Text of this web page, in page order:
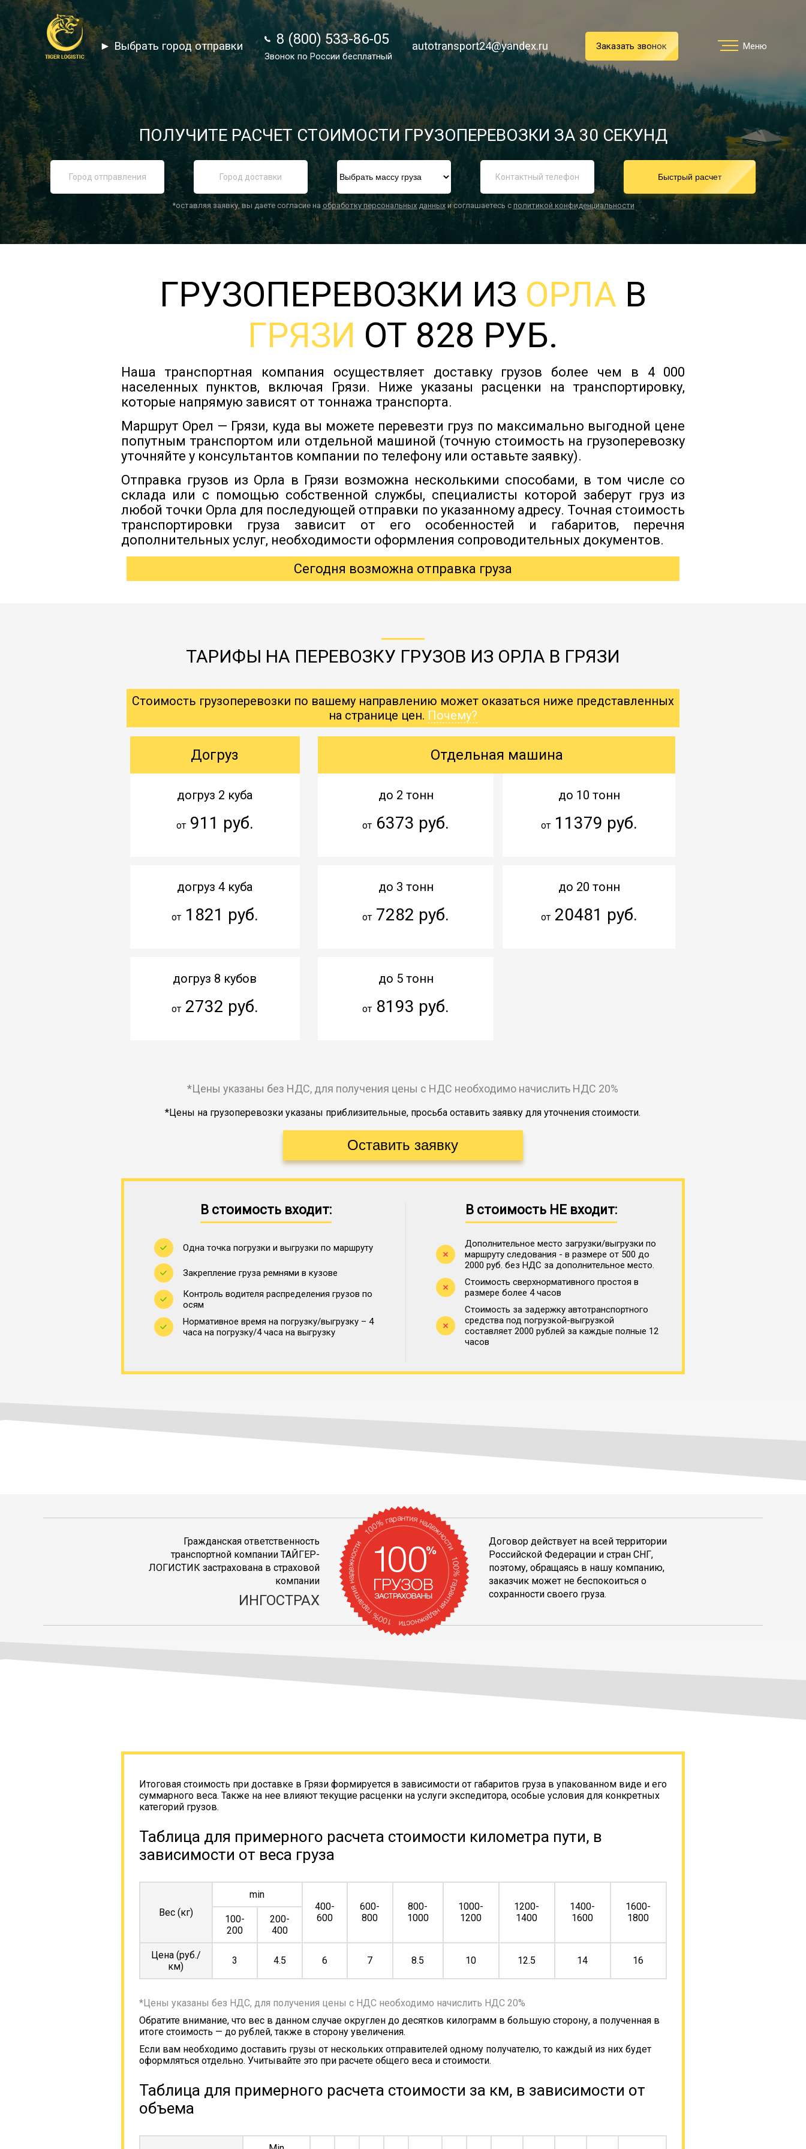
8 (800) 533-86-05
Звонок по России бесплатный
autotransport24@yandex.ru Заказать звонок Меню
Услуги
Преимущества
О компании
Тарифы
Статьи
Новости
Документы
Контакты
► Выбрать город отправки 8 (800) 533-86-05
Звонок по России бесплатный
autotransport24@yandex.ru Заказать звонок Меню
ПОЛУЧИТЕ РАСЧЕТ СТОИМОСТИ ГРУЗОПЕРЕВОЗКИ ЗА 30 СЕКУНД
Быстрый расчет
*оставляя заявку, вы даете согласие на обработку персональных данныхи соглашаетесь с политикой конфиденциальности
ГРУЗОПЕРЕВОЗКИ ИЗ ОРЛА В
ГРЯЗИ ОТ 828 РУБ.
Наша транспортная компания осуществляет доставку грузов более чем в 4 000
населенных пунктов, включая Грязи. Ниже указаны расценки на транспортировку,
которые напрямую зависят от тоннажа транспорта.
Маршрут Орел — Грязи, куда вы можете перевезти груз по максимально выгодной цене
попутным транспортом или отдельной машиной (точную стоимость на грузоперевозку
уточняйте у консультантов компании по телефону или оставьте заявку).
Отправка грузов из Орла в Грязи возможна несколькими способами, в том числе со
склада или с помощью собственной службы, специалисты которой заберут груз из
любой точки Орла для последующей отправки по указанному адресу. Точная стоимость
транспортировки груза зависит от его особенностей и габаритов, перечня
дополнительных услуг, необходимости оформления сопроводительных документов.
Сегодня возможна отправка груза
ТАРИФЫ НА ПЕРЕВОЗКУ ГРУЗОВ ИЗ ОРЛА В ГРЯЗИ
Стоимость грузоперевозки по вашему направлению может оказаться ниже представленных
на странице цен. Почему?
Догруз
догруз 2 куба
от911 руб.
догруз 4 куба
от1821 руб.
догруз 8 кубов
от2732 руб.
Отдельная машина
до 2 тонн
от 6373 руб.
до 3 тонн
от 7282 руб.
до 5 тонн
от 8193 руб.
до 10 тонн
от11379 руб.
до 20 тонн
от20481 руб.
*Цены указаны без НДС, для получения цены с НДС необходимо начислить НДС 20%
*Цены на грузоперевозки указаны приблизительные, просьба оставить заявку для уточнения стоимости.
В стоимость входит:
Одна точка погрузки и выгрузки по маршруту
Закрепление груза ремнями в кузове
Контроль водителя распределения грузов по
осям
Нормативное время на погрузку/выгрузку – 4
часа на погрузку/4 часа на выгрузку
В стоимость НЕ входит:
Дополнительное место загрузки/выгрузки по
маршруту следования - в размере от 500 до
2000 руб. без НДС за дополнительное место.
Стоимость сверхнормативного простоя в
размере более 4 часов
Стоимость за задержку автотранспортного
средства под погрузкой-выгрузкой
составляет 2000 рублей за каждые полные 12
часов
Гражданская ответственность
транспортной компании ТАЙГЕР-
ЛОГИСТИК застрахована в страховой
компании
ИНГОСТРАХ
Договор действует на всей территории
Российской Федерации и стран СНГ,
поэтому, обращаясь в нашу компанию,
заказчик может не беспокоиться о
сохранности своего груза.
Итоговая стоимость при доставке в Грязи формируется в зависимости от габаритов груза в упакованном виде и его
суммарного веса. Также на нее влияют текущие расценки на услуги экспедитора, особые условия для конкретных
категорий грузов.
Таблица для примерного расчета стоимости километра пути, в
зависимости от веса груза
Вес (кг)
min
400-
600
600-
800
800-
1000
1000-
1200
1200-
1400
1400-
1600
1600-
1800
100-
200
200-
400
Цена (руб./
км)
3 4.5 6 7 8.5 10 12.5 14 16
*Цены указаны без НДС, для получения цены с НДС необходимо начислить НДС 20%
Обратите внимание, что вес в данном случае округлен до десятков килограмм в большую сторону, а полученная в
итоге стоимость — до рублей, также в сторону увеличения.
Если вам необходимо доставить грузы от нескольких отправителей одному получателю, то каждый из них будет
оформляться отдельно. Учитывайте это при расчете общего веса и стоимости.
Таблица для примерного расчета стоимости за км, в зависимости от
объема